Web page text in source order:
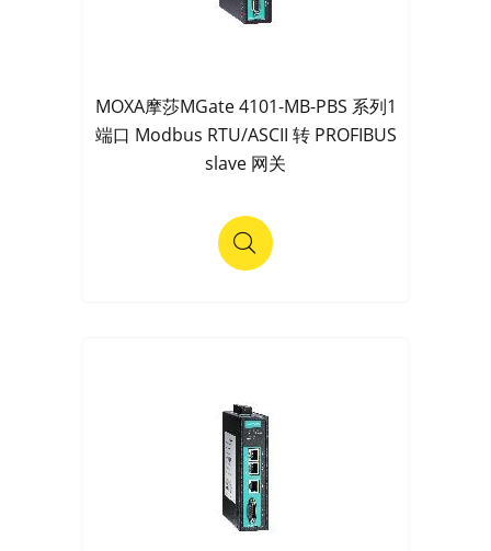
MOXA摩莎MGate 4101-MB-PBS 系列1
端口 Modbus RTU/ASCII 转 PROFIBUS
slave 网关